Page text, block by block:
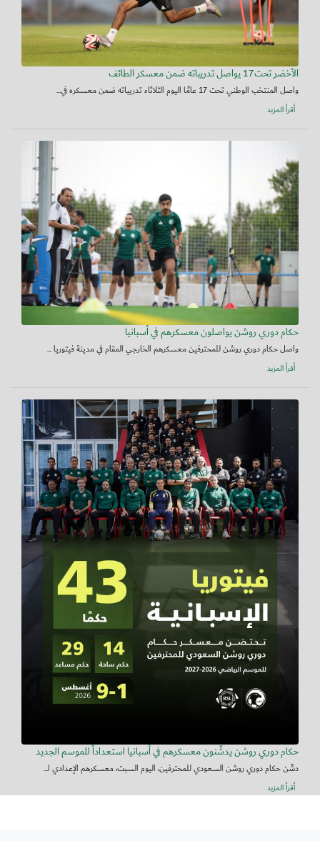
الأخضر تحت17 يواصل تدريباته ضمن معسكر الطائف
واصل المنتخب الوطني تحت 17 عامًا اليوم الثلاثاء تدريباته ضمن معسكره في...
أقرأ المزيد
حكام دوري روشن يواصلون معسكرهم في أسبانيا
واصل حكام دوري روشن للمحترفين معسكرهم الخارجي المقام في مدينة فيتوريا ...
أقرأ المزيد
حكام دوري روشن يدشّنون معسكرهم في أسبانيا استعداداً للموسم الجديد
دشّن حكام دوري روشن السعودي للمحترفين، اليوم السبت، معسكرهم الإعدادي ا...
أقرأ المزيد